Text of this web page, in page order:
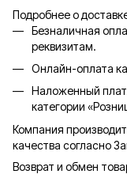
Подробнее о
Безналичная
реквизитам.
Онлайн-оплата
Наложенный
категории «
Компания
качества согласно
Возврат и обмен